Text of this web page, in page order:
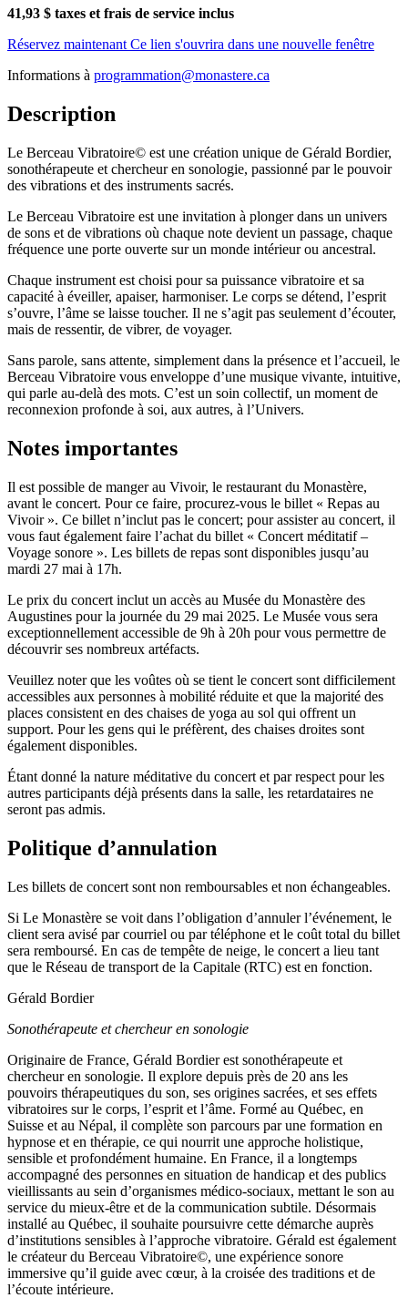
41,93 $ taxes et frais de service inclus
Réservez maintenant Ce lien s'ouvrira dans une nouvelle fenêtre
Informations à programmation@monastere.ca
Description
Le Berceau Vibratoire© est une création unique de Gérald Bordier,
sonothérapeute et chercheur en sonologie, passionné par le pouvoir
des vibrations et des instruments sacrés.
Le Berceau Vibratoire est une invitation à plonger dans un univers
de sons et de vibrations où chaque note devient un passage, chaque
fréquence une porte ouverte sur un monde intérieur ou ancestral.
Chaque instrument est choisi pour sa puissance vibratoire et sa
capacité à éveiller, apaiser, harmoniser. Le corps se détend, l’esprit
s’ouvre, l’âme se laisse toucher. Il ne s’agit pas seulement d’écouter,
mais de ressentir, de vibrer, de voyager.
Sans parole, sans attente, simplement dans la présence et l’accueil, le
Berceau Vibratoire vous enveloppe d’une musique vivante, intuitive,
qui parle au-delà des mots. C’est un soin collectif, un moment de
reconnexion profonde à soi, aux autres, à l’Univers.
Notes importantes
Il est possible de manger au Vivoir, le restaurant du Monastère,
avant le concert. Pour ce faire, procurez-vous le billet « Repas au
Vivoir ». Ce billet n’inclut pas le concert; pour assister au concert, il
vous faut également faire l’achat du billet « Concert méditatif –
Voyage sonore ». Les billets de repas sont disponibles jusqu’au
mardi 27 mai à 17h.
Le prix du concert inclut un accès au Musée du Monastère des
Augustines pour la journée du 29 mai 2025. Le Musée vous sera
exceptionnellement accessible de 9h à 20h pour vous permettre de
découvrir ses nombreux artéfacts.
Veuillez noter que les voûtes où se tient le concert sont difficilement
accessibles aux personnes à mobilité réduite et que la majorité des
places consistent en des chaises de yoga au sol qui offrent un
support. Pour les gens qui le préfèrent, des chaises droites sont
également disponibles.
Étant donné la nature méditative du concert et par respect pour les
autres participants déjà présents dans la salle, les retardataires ne
seront pas admis.
Politique d’annulation
Les billets de concert sont non remboursables et non échangeables.
Si Le Monastère se voit dans l’obligation d’annuler l’événement, le
client sera avisé par courriel ou par téléphone et le coût total du billet
sera remboursé. En cas de tempête de neige, le concert a lieu tant
que le Réseau de transport de la Capitale (RTC) est en fonction.
Gérald Bordier
Sonothérapeute et chercheur en sonologie
Originaire de France, Gérald Bordier est sonothérapeute et
chercheur en sonologie. Il explore depuis près de 20 ans les
pouvoirs thérapeutiques du son, ses origines sacrées, et ses effets
vibratoires sur le corps, l’esprit et l’âme. Formé au Québec, en
Suisse et au Népal, il complète son parcours par une formation en
hypnose et en thérapie, ce qui nourrit une approche holistique,
sensible et profondément humaine. En France, il a longtemps
accompagné des personnes en situation de handicap et des publics
vieillissants au sein d’organismes médico-sociaux, mettant le son au
service du mieux-être et de la communication subtile. Désormais
installé au Québec, il souhaite poursuivre cette démarche auprès
d’institutions sensibles à l’approche vibratoire. Gérald est également
le créateur du Berceau Vibratoire©, une expérience sonore
immersive qu’il guide avec cœur, à la croisée des traditions et de
l’écoute intérieure.